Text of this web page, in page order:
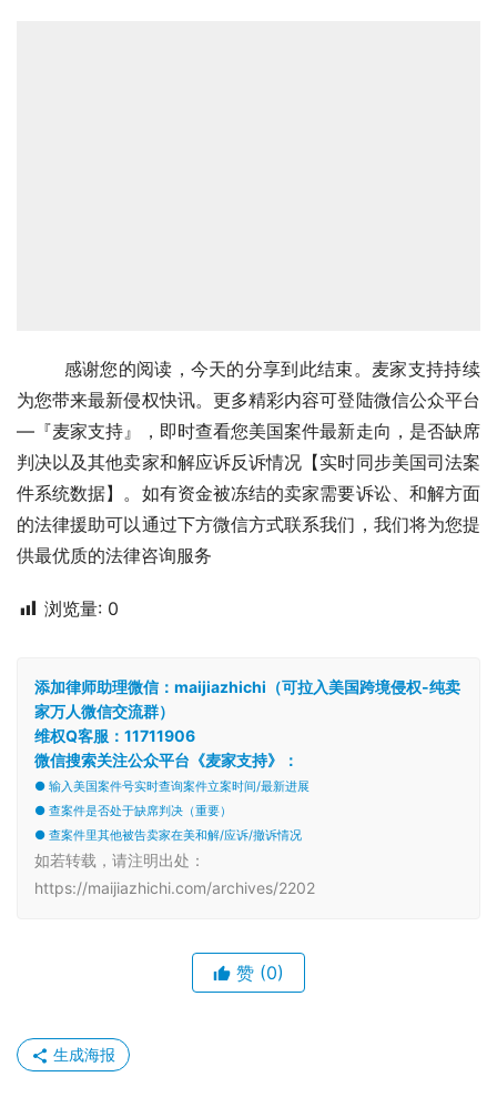
为您带来最新侵权快讯。更多精彩内容可登陆微信公众平台
—『麦家支持』，即时查看您美国案件最新走向，是否缺席
判决以及其他卖家和解应诉反诉情况【实时同步美国司法案
件系统数据】。如有资金被冻结的卖家需要诉讼、和解方面
的法律援助可以通过下方微信方式联系我们，我们将为您提
供最优质的法律咨询服务
浏览量: 0
添加律师助理微信：maijiazhichi（可拉入美国跨境侵权-纯卖
家万人微信交流群）
维权Q客服：11711906
微信搜索关注公众平台《麦家支持》：
● 输入美国案件号实时查询案件立案时间/最新进展
● 查案件是否处于缺席判决（重要）
● 查案件里其他被告卖家在美和解/应诉/撤诉情况
如若转载，请注明出处：
https://maijiazhichi.com/archives/2202
赞 (0)
生成海报